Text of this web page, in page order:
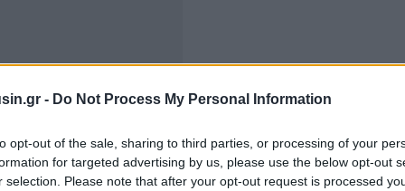
- Do Not Process My Personal Information
opt-out of the sale, sharing to third parties, or processing of your
for targeted advertising by us, please use the below opt-out
selection. Please note that after your opt-out request is processed